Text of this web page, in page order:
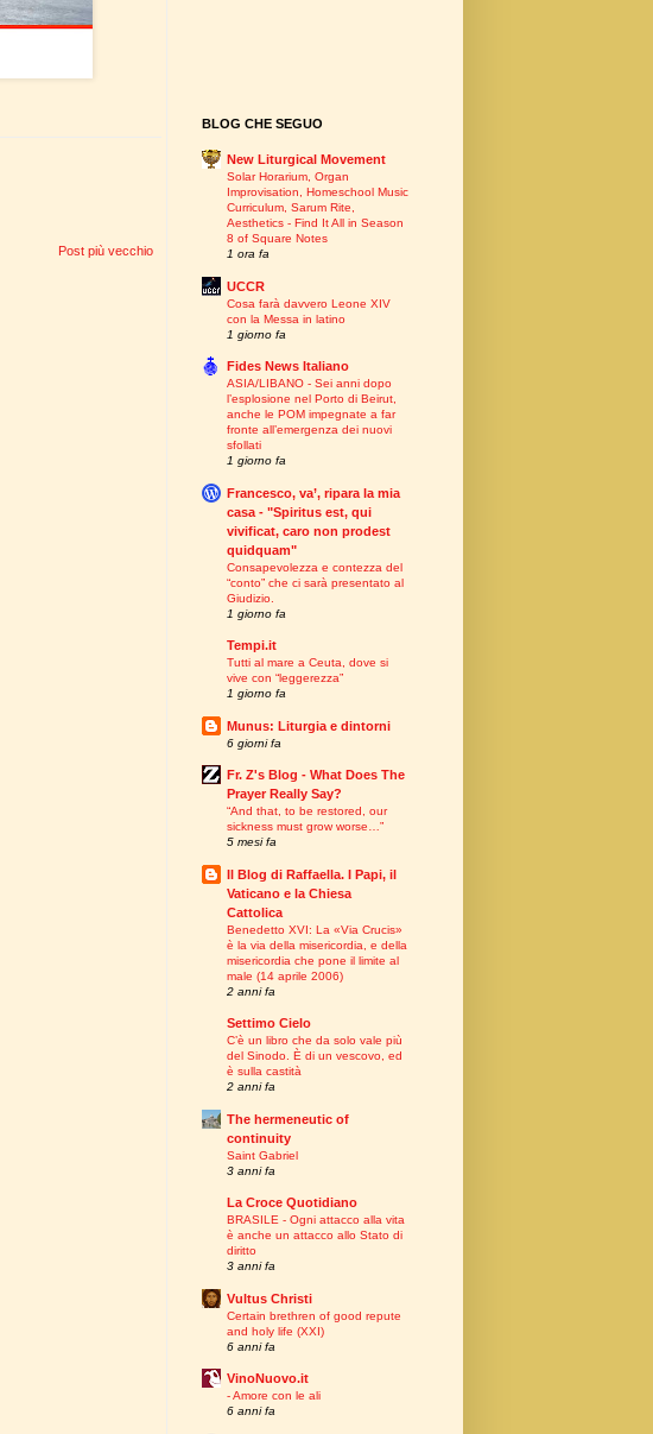
Post più vecchio
BLOG CHE SEGUO
New Liturgical Movement
Solar Horarium, Organ
Improvisation, Homeschool Music
Curriculum, Sarum Rite,
Aesthetics - Find It All in Season
8 of Square Notes
1 ora fa
UCCR
Cosa farà davvero Leone XIV
con la Messa in latino
1 giorno fa
Fides News Italiano
ASIA/LIBANO - Sei anni dopo
l’esplosione nel Porto di Beirut,
anche le POM impegnate a far
fronte all’emergenza dei nuovi
sfollati
1 giorno fa
Francesco, va’, ripara la mia
casa - "Spiritus est, qui
vivificat, caro non prodest
quidquam"
Consapevolezza e contezza del
“conto” che ci sarà presentato al
Giudizio.
1 giorno fa
Tempi.it
Tutti al mare a Ceuta, dove si
vive con “leggerezza”
1 giorno fa
Munus: Liturgia e dintorni
6 giorni fa
Fr. Z's Blog - What Does The
Prayer Really Say?
“And that, to be restored, our
sickness must grow worse…”
5 mesi fa
Il Blog di Raffaella. I Papi, il
Vaticano e la Chiesa
Cattolica
Benedetto XVI: La «Via Crucis»
è la via della misericordia, e della
misericordia che pone il limite al
male (14 aprile 2006)
2 anni fa
Settimo Cielo
C’è un libro che da solo vale più
del Sinodo. È di un vescovo, ed
è sulla castità
2 anni fa
The hermeneutic of
continuity
Saint Gabriel
3 anni fa
La Croce Quotidiano
BRASILE - Ogni attacco alla vita
è anche un attacco allo Stato di
diritto
3 anni fa
Vultus Christi
Certain brethren of good repute
and holy life (XXI)
6 anni fa
VinoNuovo.it
- Amore con le ali
6 anni fa